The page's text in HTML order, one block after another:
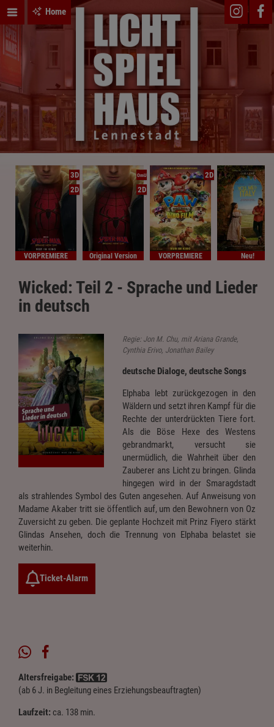
Home
3D
2D
VORPREMIERE
OmU
2D
Original Version
2D
VORPREMIERE Neu!
Wicked: Teil 2 - Sprache und Lieder
in deutsch
Regie: Jon M. Chu, mit Ariana Grande,
Cynthia Erivo, Jonathan Bailey
deutsche Dialoge, deutsche Songs
Elphaba lebt zurückgezogen in den
Wäldern und setzt ihren Kampf für die
Rechte der unterdrückten Tiere fort.
Als die Böse Hexe des Westens
gebrandmarkt, versucht sie
unermüdlich, die Wahrheit über den
Zauberer ans Licht zu bringen. Glinda
hingegen wird in der Smaragdstadt
als strahlendes Symbol des Guten angesehen. Auf Anweisung von
Madame Akaber tritt sie öffentlich auf, um den Bewohnern von Oz
Zuversicht zu geben. Die geplante Hochzeit mit Prinz Fiyero stärkt
Glindas Ansehen, doch die Trennung von Elphaba belastet sie
weiterhin.
Ticket-Alarm
Altersfreigabe:
(ab 6 J. in Begleitung eines Erziehungsbeauftragten)
Laufzeit: ca. 138 min.